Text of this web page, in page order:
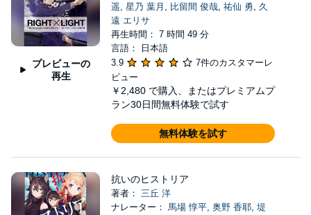
プレビューの
再生
遥, 星乃 葉月 , 比留間 俊哉, 祐仙 勇, 久
遠 エリサ
再生時間： 7 時間 49 分
言語： 日本語
3.9
7件のカスタマーレ
ビュー
￥2,480 で購入、またはプレミアムプ
ラン30日間無料体験で試す
無料体験を試す
抗いのヒストリア
著者： 三丘 洋
ナレーター： 馬場 惇平, 奥野 香耶, 堤